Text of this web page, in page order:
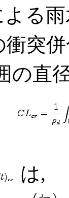
よる
衝突
の直
は,